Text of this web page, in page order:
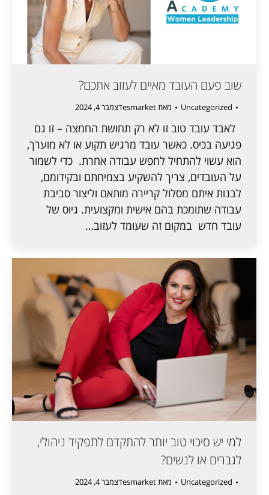
שוב פעם העובד מאיים לעזוב אתכם?
Uncategorized מאתesmarketדצמבר 4, 2024
לאבד עובד טוב זו לא רק תחושת החמצה – זו גם
פגיעה בכיס. כאשר עובד מרגיש תקוע או לא מוערך,
הוא עשוי להתחיל לחפש עבודה אחרת. כדי לשמור
על העובדים, צריך להשקיע בצמיחתם ובקידומם,
לבנות איתם מסלול קריירה מותאם וליצור סביבת
עבודה שתומכת בהם אישית ומקצועית. גיוס של
עובד חדש במקום זה שעומד לעזוב…
למי יש סיכוי טוב יותר להתקדם לתפקיד ניהולי,
לגברים או לנשים?
Uncategorized מאתesmarketדצמבר 4, 2024